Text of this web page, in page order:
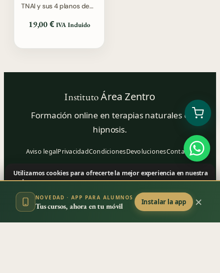
TNAI y sus 4 planos de
Emocional y Energético.
19,00€ IVA Incluido
Utilizamos cookies para ofrecerte la mejor experiencia en nuestra
web.
AceptarNOVEDAD · APP PARA ALUMNOS
Tus cursos, ahora en tu móvil Instalar la app ×
InstitutoÁrea Zentro
Formación online en terapias naturales e
hipnosis.
Aviso legalPrivacidadCondicionesDevolucionesContacto
© 2026 Instituto Área Zentro
Ecosistema Zentro:
Centro Natural Área Zentro